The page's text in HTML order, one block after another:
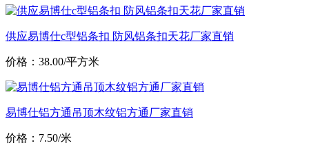
供应易博仕c型铝条扣 防风铝条扣天花厂家直销
价格：38.00/平方米
易博仕铝方通吊顶木纹铝方通厂家直销
价格：7.50/米